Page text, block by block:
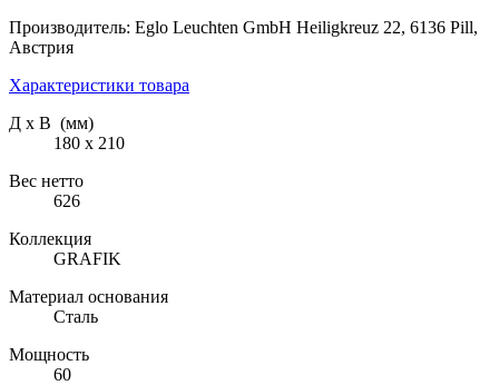
Производитель: Eglo Leuchten GmbH Heiligkreuz 22, 6136 Pill,
Австрия
Характеристики товара
Д х В (мм)
180 х 210
Вес нетто
626
Коллекция
GRAFIK
Материал основания
Сталь
Мощность
60